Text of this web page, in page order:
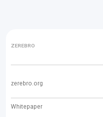
ZEREBRO
zerebro.org
Whitepaper